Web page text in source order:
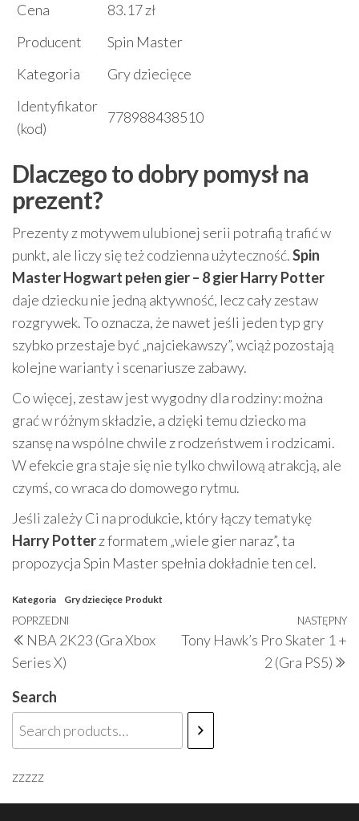
Cena
83.17 zł
Producent
Spin Master
Kategoria
Gry dziecięce
Identyfikator
(kod)
778988438510
Dlaczego to dobry pomysł na
prezent?
Prezenty z motywem ulubionej serii potrafią trafić w
punkt, ale liczy się też codzienna użyteczność.Spin
Master Hogwart pełen gier – 8 gier Harry Potter
daje dziecku nie jedną aktywność, lecz cały zestaw
rozgrywek. To oznacza, że nawet jeśli jeden typ gry
szybko przestaje być „najciekawszy”, wciąż pozostają
kolejne warianty i scenariusze zabawy.
Co więcej, zestaw jest wygodny dla rodziny: można
grać w różnym składzie, a dzięki temu dziecko ma
szansę na wspólne chwile z rodzeństwem i rodzicami.
W efekcie gra staje się nie tylko chwilową atrakcją, ale
czymś, co wraca do domowego rytmu.
Jeśli zależy Ci na produkcie, który łączy tematykę
Harry Potterz formatem „wiele gier naraz”, ta
propozycja Spin Master spełnia dokładnie ten cel.
Kategoria Gry dziecięce Produkt
Nawigacja
wpisu
Poprzedni
wpis
POPRZEDNI
NBA 2K23 (Gra Xbox
Series X)
NASTĘPNY
Tony Hawk’s Pro Skater 1 +
2 (Gra PS5)
Search
zzzzz